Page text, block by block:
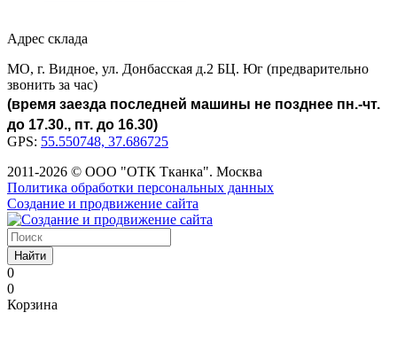
Адрес склада
МО, г. Видное, ул. Донбасская д.2 БЦ. Юг (предварительно
звонить за час)
(время заезда последней машины не позднее пн.-чт.
до 17.30., пт. до 16.30)
GPS: 55.550748, 37.686725
2011-2026 © ООО "ОТК Тканка". Москва
Политика обработки персональных данных
Создание и продвижение сайта
Найти
0
0
Корзина